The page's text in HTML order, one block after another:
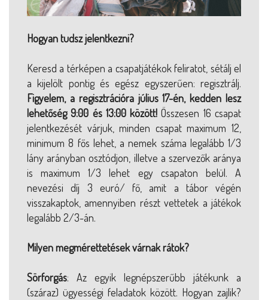
Hogyan tudsz jelentkezni?
Keresd a térképen a csapatjátékok feliratot, sétálj el
a kijelölt pontig és egész egyszerűen: regisztrálj.
Figyelem, a regisztrációra július 17-én, kedden lesz
lehetőség 9:00 és 13:00 között! Összesen 16 csapat
jelentkezését várjuk, minden csapat maximum 12,
minimum 8 fős lehet, a nemek száma legalább 1/3
lány arányban osztódjon, illetve a szervezők aránya
is maximum 1/3 lehet egy csapaton belül. A
nevezési díj 3 euró/ fő, amit a tábor végén
visszakaptok, amennyiben részt vettetek a játékok
legalább 2/3-án.
Milyen megmérettetések várnak rátok?
Sörforgás: Az egyik legnépszerűbb játékunk a
(száraz) ügyességi feladatok között. Hogyan zajlik?